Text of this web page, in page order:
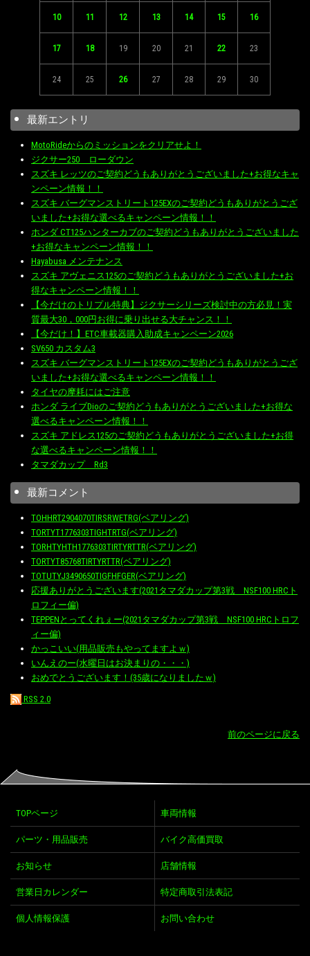
10 11 12 13 14 15 16
17 18 19 20 21 22 23
24 25 26 27 28 29 30
最新エントリ
MotoRideからのミッションをクリアせよ！
ジクサー250 ローダウン
スズキ レッツのご契約どうもありがとうございました+お得なキャ
ンペーン情報！！
スズキ バーグマンストリート125EXのご契約どうもありがとうござ
いました+お得な選べるキャンペーン情報！！
ホンダ CT125ハンターカブのご契約どうもありがとうございました
+お得なキャンペーン情報！！
Hayabusa メンテナンス
スズキ アヴェニス125のご契約どうもありがとうございました+お
得なキャンペーン情報！！
【今だけのトリプル特典】ジクサーシリーズ検討中の方必見！実
質最大30，000円お得に乗り出せる大チャンス！！
【今だけ！】ETC車載器購入助成キャンペーン2026
SV650 カスタム3
スズキ バーグマンストリート125EXのご契約どうもありがとうござ
いました+お得な選べるキャンペーン情報！！
タイヤの摩耗にはご注意
ホンダ ライブDioのご契約どうもありがとうございました+お得な
選べるキャンペーン情報！！
スズキ アドレス125のご契約どうもありがとうございました+お得
な選べるキャンペーン情報！！
タマダカップ Rd3
最新コメント
TOHHRT2904070TIRSRWETRG(ベアリング)
TORTYT1776303TIGHTRTG(ベアリング)
TORHTYHTH1776303TIRTYRTTR(ベアリング)
TORTYT85768TIRTYRTTR(ベアリング)
TOTUTYJ3490650TIGFHFGER(ベアリング)
応援ありがとうございます(2021タマダカップ第3戦 NSF100 HRCト
ロフィー偏)
TEPPENとってくれぇー(2021タマダカップ第3戦 NSF100 HRCトロフ
ィー偏)
かっこいい(用品販売もやってますよｗ)
いんえのー(水曜日はお決まりの・・・)
おめでとうございます！(35歳になりましたｗ)
RSS 2.0
前のページに戻る
TOPページ 車両情報
パーツ・用品販売 バイク高価買取
お知らせ 店舗情報
営業日カレンダー 特定商取引法表記
個人情報保護 お問い合わせ